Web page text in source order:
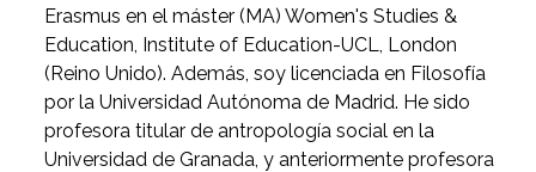
Erasmus en el máster (MA) Women's Studies &
Education, Institute of Education-UCL, London
(Reino Unido). Además, soy licenciada en Filosofía
por la Universidad Autónoma de Madrid. He sido
profesora titular de antropología social en la
Universidad de Granada, y anteriormente profesora